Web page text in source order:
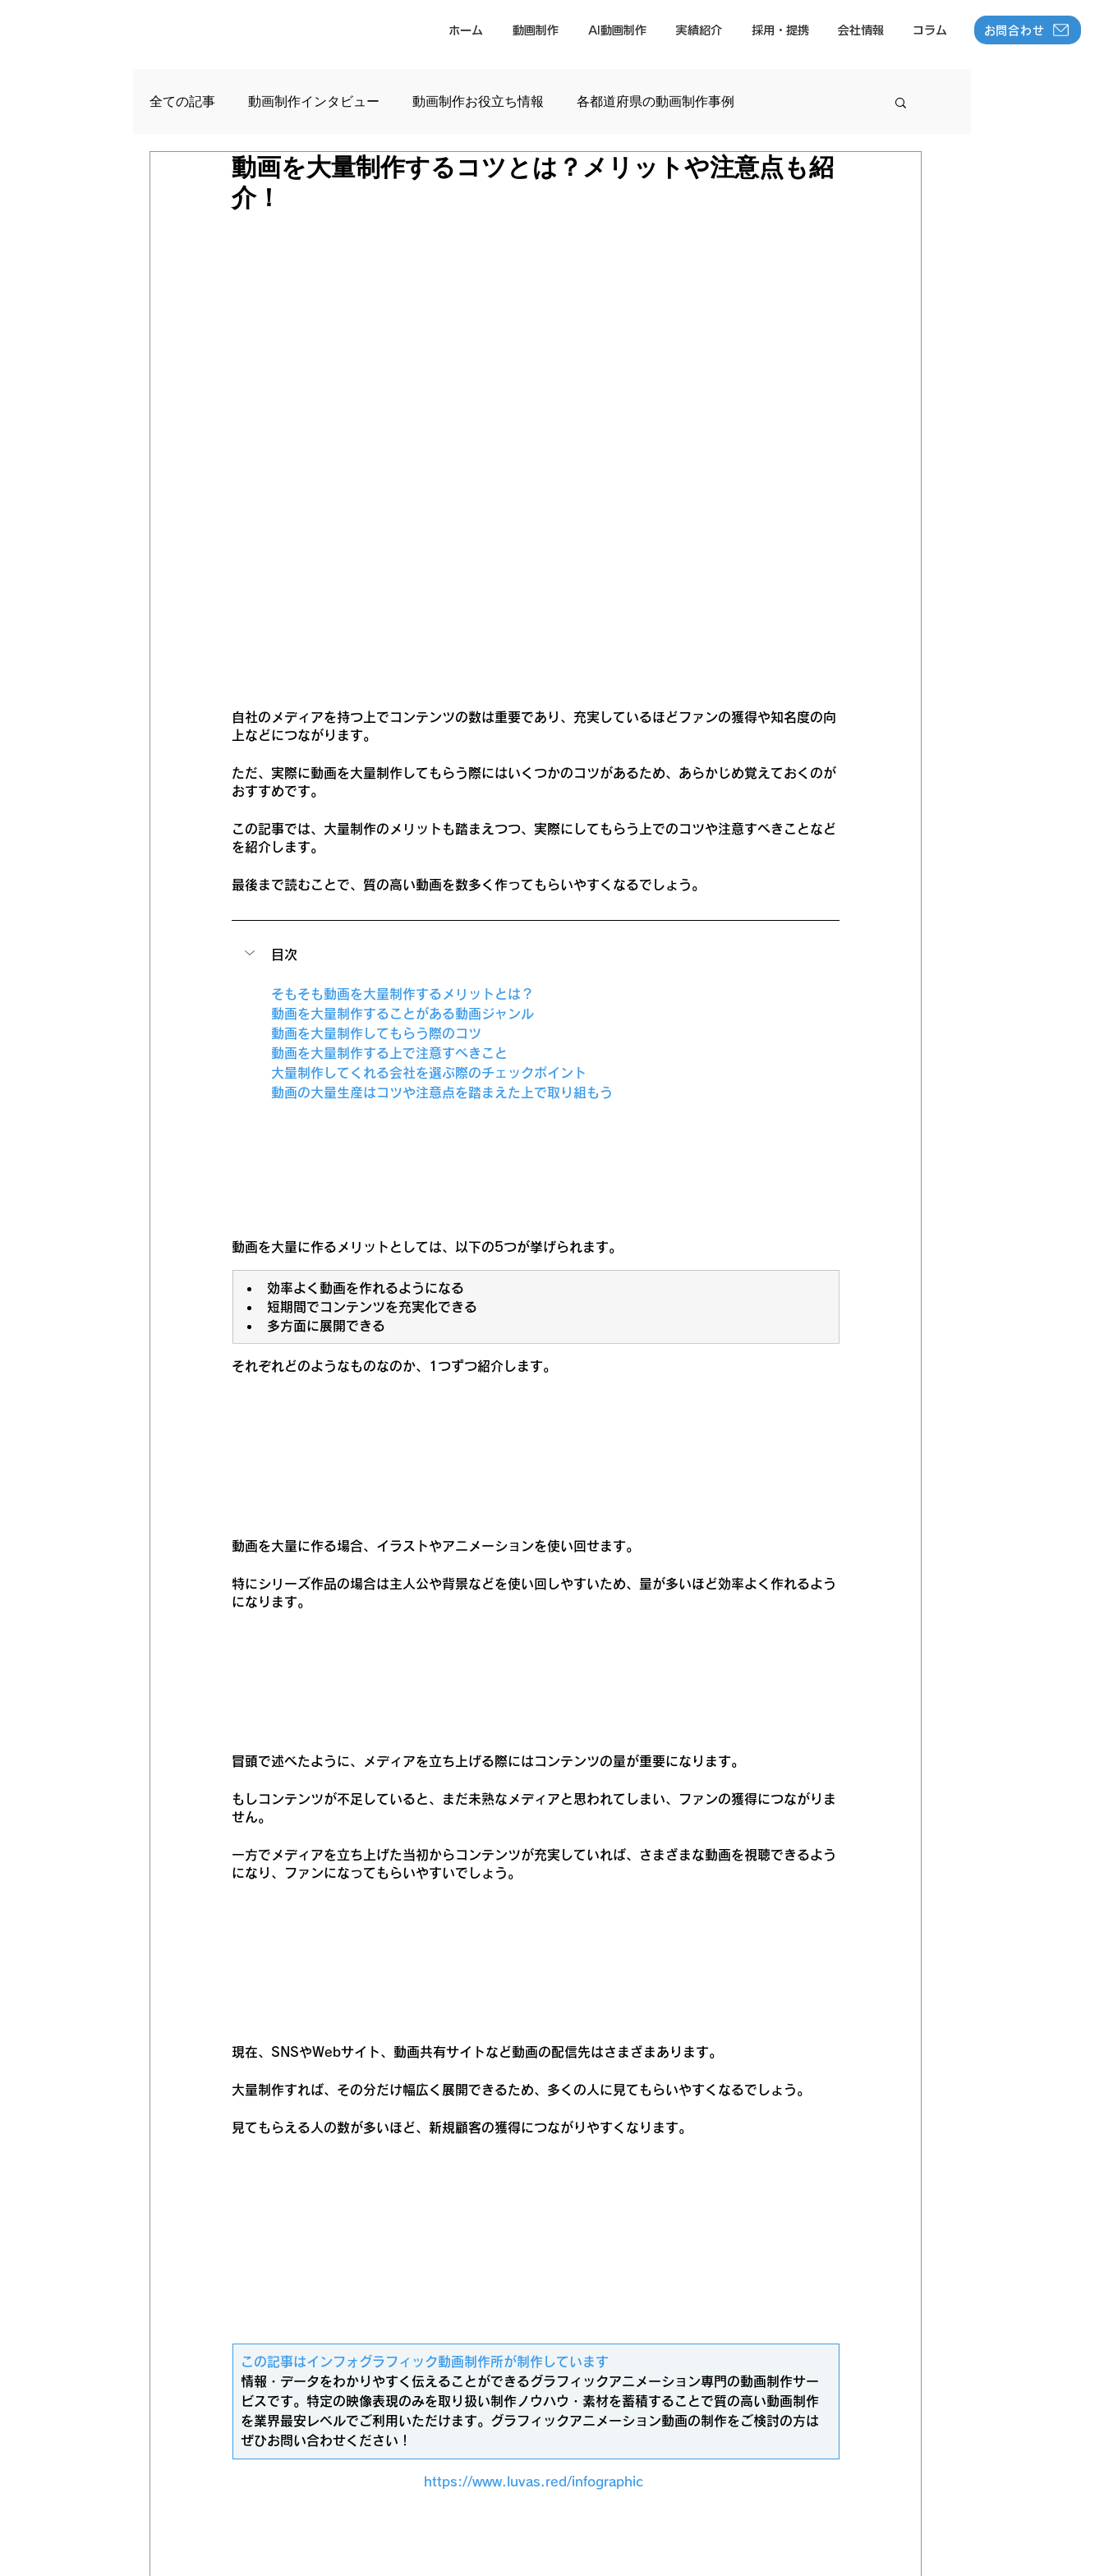
ホーム 動画制作 AI動画制作 実績紹介 採用・提携 会社情報 コラム お問合わせ
全ての記事 動画制作インタビュー 動画制作お役立ち情報 各都道府県の動画制作事例
動画を大量制作するコツとは？メリットや注意点も紹
介！
自社のメディアを持つ上でコンテンツの数は重要であり、充実しているほどファンの獲得や知名度の向
上などにつながります。
ただ、実際に動画を大量制作してもらう際にはいくつかのコツがあるため、あらかじめ覚えておくのが
おすすめです。
この記事では、大量制作のメリットも踏まえつつ、実際にしてもらう上でのコツや注意すべきことなど
を紹介します。
最後まで読むことで、質の高い動画を数多く作ってもらいやすくなるでしょう。
目次
そもそも動画を大量制作するメリットとは？
動画を大量制作することがある動画ジャンル
動画を大量制作してもらう際のコツ
動画を大量制作する上で注意すべきこと
大量制作してくれる会社を選ぶ際のチェックポイント
動画の大量生産はコツや注意点を踏まえた上で取り組もう
動画を大量に作るメリットとしては、以下の5つが挙げられます。
効率よく動画を作れるようになる
短期間でコンテンツを充実化できる
多方面に展開できる
それぞれどのようなものなのか、1つずつ紹介します。
動画を大量に作る場合、イラストやアニメーションを使い回せます。
特にシリーズ作品の場合は主人公や背景などを使い回しやすいため、量が多いほど効率よく作れるよう
になります。
冒頭で述べたように、メディアを立ち上げる際にはコンテンツの量が重要になります。
もしコンテンツが不足していると、まだ未熟なメディアと思われてしまい、ファンの獲得につながりま
せん。
一方でメディアを立ち上げた当初からコンテンツが充実していれば、さまざまな動画を視聴できるよう
になり、ファンになってもらいやすいでしょう。
現在、SNSやWebサイト、動画共有サイトなど動画の配信先はさまざまあります。
大量制作すれば、その分だけ幅広く展開できるため、多くの人に見てもらいやすくなるでしょう。
見てもらえる人の数が多いほど、新規顧客の獲得につながりやすくなります。
​この記事はインフォグラフィック動画制作所が制作しています
情報・データをわかりやすく伝えることができるグラフィックアニメーション専門の動画制作サー
ビスです。特定の映像表現のみを取り扱い制作ノウハウ・素材を蓄積することで質の高い動画制作
を業界最安レベルでご利用いただけます。グラフィックアニメーション動画の制作をご検討の方は
ぜひお問い合わせください！
https://www.luvas.red/infographic